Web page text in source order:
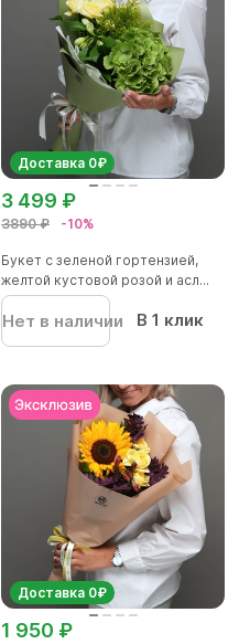
Доставка 0₽
3890 ₽ -10%
3 499 ₽
Букет с зеленой гортензией,
желтой кустовой розой и асл...
Нет в наличии В 1 клик
Доставка 0₽
1 950 ₽